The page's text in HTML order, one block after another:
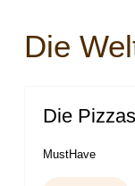
Die
Die
MustHave